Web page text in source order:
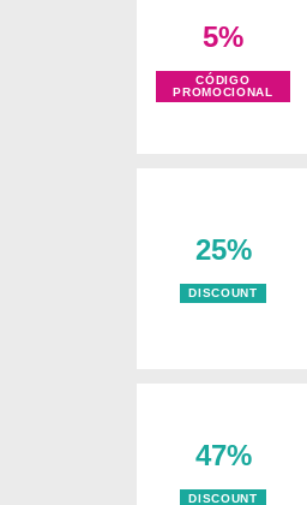
5%
CÓDIGO
PROMOCIONAL
25%
DISCOUNT
47%
DISCOUNT